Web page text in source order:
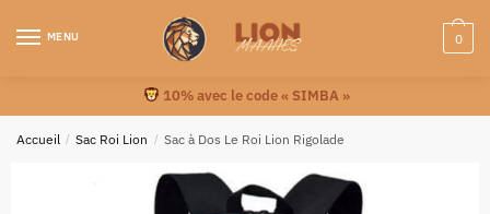
MENU 0
10% avec le code « SIMBA »
Accueil / Sac Roi Lion / Sac à Dos Le Roi Lion Rigolade